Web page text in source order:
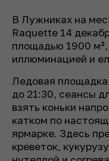
В Лужниках на
Raquette 14
площадью 1900
иллюминацией и
Ледовая
до 21:30, сеансы
взять коньки
катком по
ярмарке. Здесь
креветок,